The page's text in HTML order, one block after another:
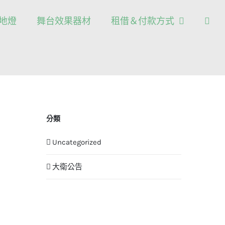
燈 舞台效果器材 租借＆付款方式
分類
Uncategorized
大衛公告